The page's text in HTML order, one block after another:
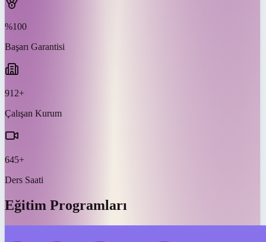
%100
Başarı Garantisi
912+
Çalışan Kurum
645+
Ders Saati
Eğitim Programları